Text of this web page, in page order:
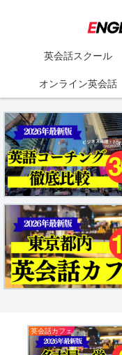
英会話スクール
オンライン英会話
英会話カフェ